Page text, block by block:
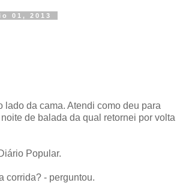
01, 2013
lado da cama. Atendi como deu para
de balada da qual retornei por volta
Popular.
corrida? - perguntou.